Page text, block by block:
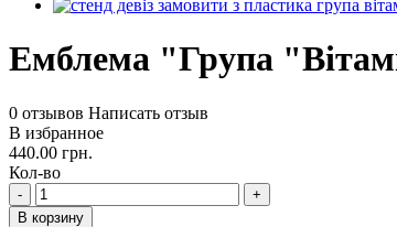
Емблема "Група
0 отзывов Написать отзыв
В избранное
440.00 грн.
Кол-во
-
+
В корзину